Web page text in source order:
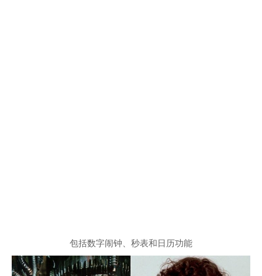
包括数字闹钟、秒表和日历功能